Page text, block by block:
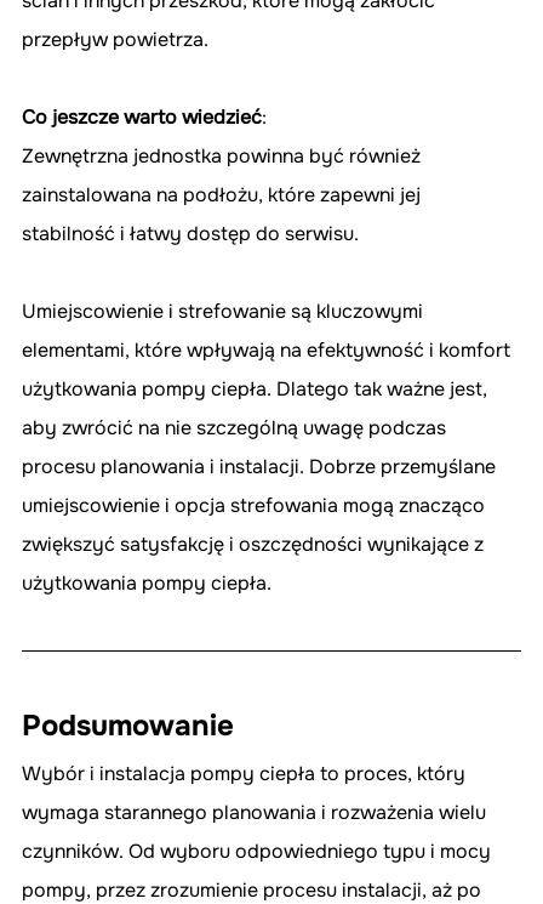
przepływ powietrza.
Co jeszcze warto wiedzieć:
Zewnętrzna jednostka powinna być również
zainstalowana na podłożu, które zapewni jej
stabilność i łatwy dostęp do serwisu.
Umiejscowienie i strefowanie są kluczowymi
elementami, które wpływają na efektywność i komfort
użytkowania pompy ciepła. Dlatego tak ważne jest,
aby zwrócić na nie szczególną uwagę podczas
procesu planowania i instalacji. Dobrze przemyślane
umiejscowienie i opcja strefowania mogą znacząco
zwiększyć satysfakcję i oszczędności wynikające z
użytkowania pompy ciepła.
Podsumowanie
Wybór i instalacja pompy ciepła to proces, który
wymaga starannego planowania i rozważenia wielu
czynników. Od wyboru odpowiedniego typu i mocy
pompy, przez zrozumienie procesu instalacji, aż po